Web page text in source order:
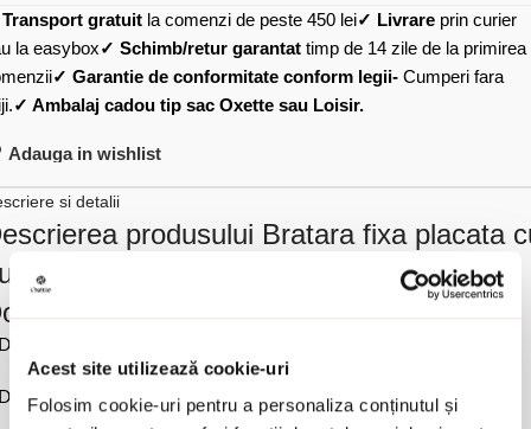
Acest site utilizează cookie-uri
Folosim cookie-uri pentru a personaliza conținutul și
Transport gratuit la comenzi de peste 450 lei✓ Livrare prin curier
la easybox✓ Schimb/retur garantat timp de 14 zile de la primirea
✓ Garantie de conformitate conform legii- Cumperi fara
✓ Ambalaj cadou tip sac Oxette sau Loisir.
Adauga in wishlist
si detalii
produsului Bratara fixa placata
galben de 18K cu inima si glitter roz
interior 5.5 cm x 6 cm.
inima 1.5 cm x 1.6 cm.